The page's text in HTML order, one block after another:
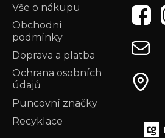
Vše o nákupu
Obchodní
podmínky
Doprava a platba
Ochrana osobních
údajů
Puncovní značky
Recyklace